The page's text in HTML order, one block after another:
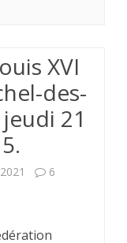
XVI
des-
21
6